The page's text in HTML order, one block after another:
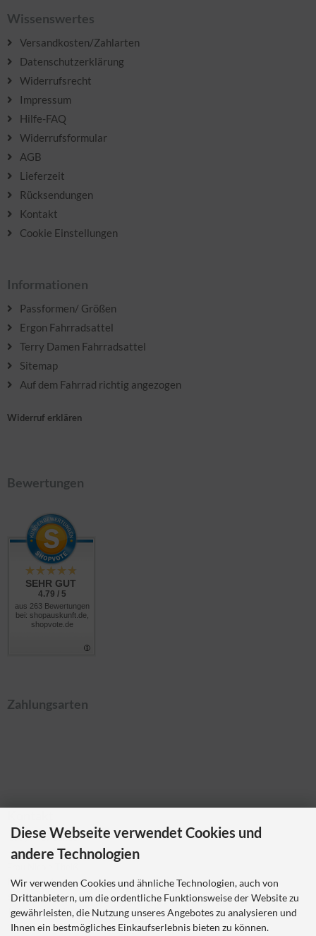
Wissenswertes
Versandkosten/Zahlarten
Datenschutzerklärung
Widerrufsrecht
Impressum
Hilfe-FAQ
Widerrufsformular
AGB
Lieferzeit
Rücksendungen
Kontakt
Cookie Einstellungen
Informationen
Passformen/ Größen
Ergon Fahrradsattel
Terry Damen Fahrradsattel
Sitemap
Auf dem Fahrrad richtig angezogen
Widerruf erklären
Bewertungen
SEHR GUT
4.79 / 5
aus 263 Bewertungen
bei: shopauskunft.de,
shopvote.de
Zahlungsarten
Ladybikewear.de
Pellerweg 1
63486 Bruchköbel
Telefon 06181 7023214
nicole.theiss@ladybikewear.de
Diese Webseite verwendet Cookies und
andere Technologien
Wir verwenden Cookies und ähnliche Technologien, auch von
Drittanbietern, um die ordentliche Funktionsweise der Website zu
gewährleisten, die Nutzung unseres Angebotes zu analysieren und
Ihnen ein bestmögliches Einkaufserlebnis bieten zu können.